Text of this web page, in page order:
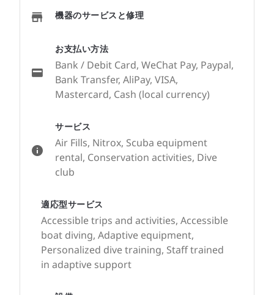
サービス
Air Fills, Nitrox, Scuba equipment
rental, Conservation activities, Dive
club
適応型サービス
Accessible trips and activities, Accessible
boat diving, Adaptive equipment,
Personalized dive training, Staff trained
in adaptive support
機器のサービスと修理
お支払い方法
Bank / Debit Card, WeChat Pay, Paypal,
Bank Transfer, AliPay, VISA,
Mastercard, Cash (local currency)